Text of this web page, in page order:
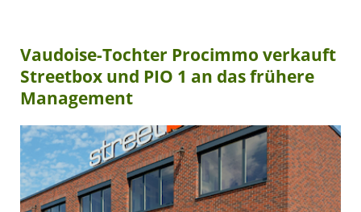
Vaudoise-Tochter Procimmo verkauft
Streetbox und PIO 1 an das frühere
Management